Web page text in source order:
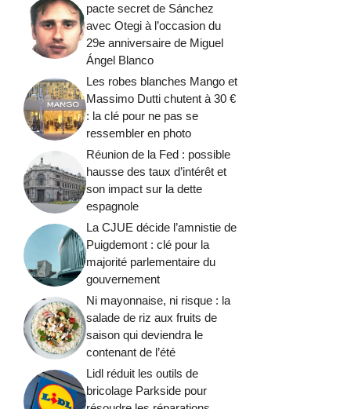
pacte secret de Sánchez
avec Otegi à l’occasion du
29e anniversaire de Miguel
Ángel Blanco
Les robes blanches Mango et
Massimo Dutti chutent à 30 €
: la clé pour ne pas se
ressembler en photo
Réunion de la Fed : possible
hausse des taux d’intérêt et
son impact sur la dette
espagnole
La CJUE décide l’amnistie de
Puigdemont : clé pour la
majorité parlementaire du
gouvernement
Ni mayonnaise, ni risque : la
salade de riz aux fruits de
saison qui deviendra le
contenant de l’été
Lidl réduit les outils de
bricolage Parkside pour